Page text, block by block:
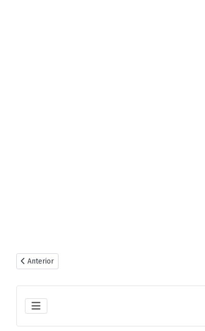
Artículo anterior: 1.2 Indoeuropeos
Anterior